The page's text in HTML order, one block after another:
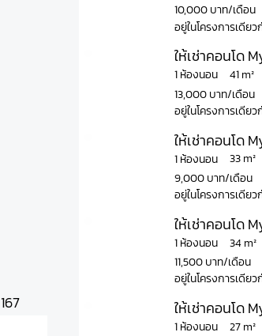
167
10,000 บาท/เดือน
อยู่ในโครงการเดียว
ให้เช่าคอนโด
1 ห้องนอน
13,000 บาท/เดือน
41 m²
อยู่ในโครงการเดียว
ให้เช่าคอนโด
1 ห้องนอน
9,000 บาท/เดือน
33 m²
อยู่ในโครงการเดียว
ให้เช่าคอนโด
1 ห้องนอน
11,500 บาท/เดือน
34 m²
อยู่ในโครงการเดียว
ให้เช่าคอนโด
1 ห้องนอน
27 m²